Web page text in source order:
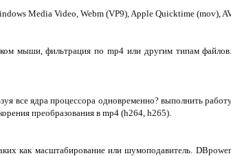
Media Video, Webm (VP9), Apple Quicktime (mov),
мыши, фильтрация по mp4 или другим типам
все ядра процессора одновременно? выполнить
преобразования в mp4 (h264, h265).
как масштабирование или шумоподавитель.